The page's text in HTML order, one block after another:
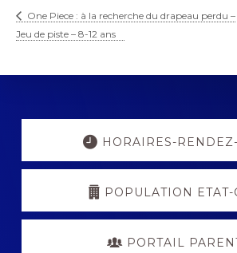
One Piece : à la recherche du drapeau perdu –
Jeu de piste – 8-12 ans
Explore
HORAIRES-
POPULATION
PORTAIL